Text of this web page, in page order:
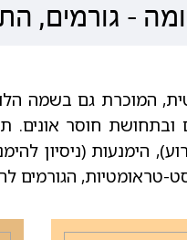
- גורמים,
הימנעות (ניסיון
טראומטיות, הגורמים